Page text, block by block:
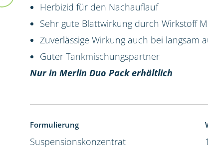
Herbizid für den Nachauflauf
Sehr gute Blattwirkung durch Wirkstoff
Zuverlässige Wirkung auch bei langsam
Guter Tankmischungspartner
Nur in Merlin Duo Pack erhältlich
Formulierung
Suspensionskonzentrat